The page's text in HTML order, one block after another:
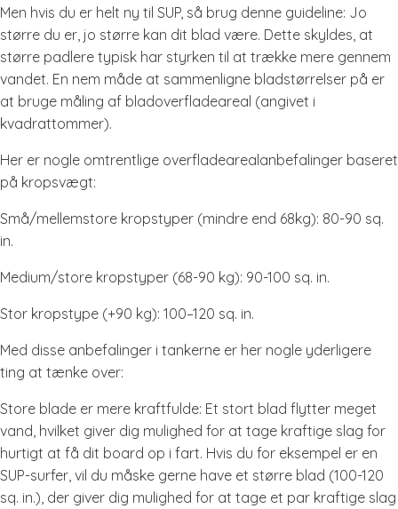
Men hvis du er helt ny til SUP, så brug denne guideline: Jo
større du er, jo større kan dit blad være. Dette skyldes, at
større padlere typisk har styrken til at trække mere gennem
vandet. En nem måde at sammenligne bladstørrelser på er
at bruge måling af bladoverfladeareal (angivet i
kvadrattommer).
Her er nogle omtrentlige overfladearealanbefalinger baseret
på kropsvægt:
Små/mellemstore kropstyper (mindre end 68kg): 80-90 sq.
in.
Medium/store kropstyper (68-90 kg): 90-100 sq. in.
Stor kropstype (+90 kg): 100–120 sq. in.
Med disse anbefalinger i tankerne er her nogle yderligere
ting at tænke over:
Store blade er mere kraftfulde: Et stort blad flytter meget
vand, hvilket giver dig mulighed for at tage kraftige slag for
hurtigt at få dit board op i fart. Hvis du for eksempel er en
SUP-surfer, vil du måske gerne have et større blad (100-120
sq. in.), der giver dig mulighed for at tage et par kraftige slag